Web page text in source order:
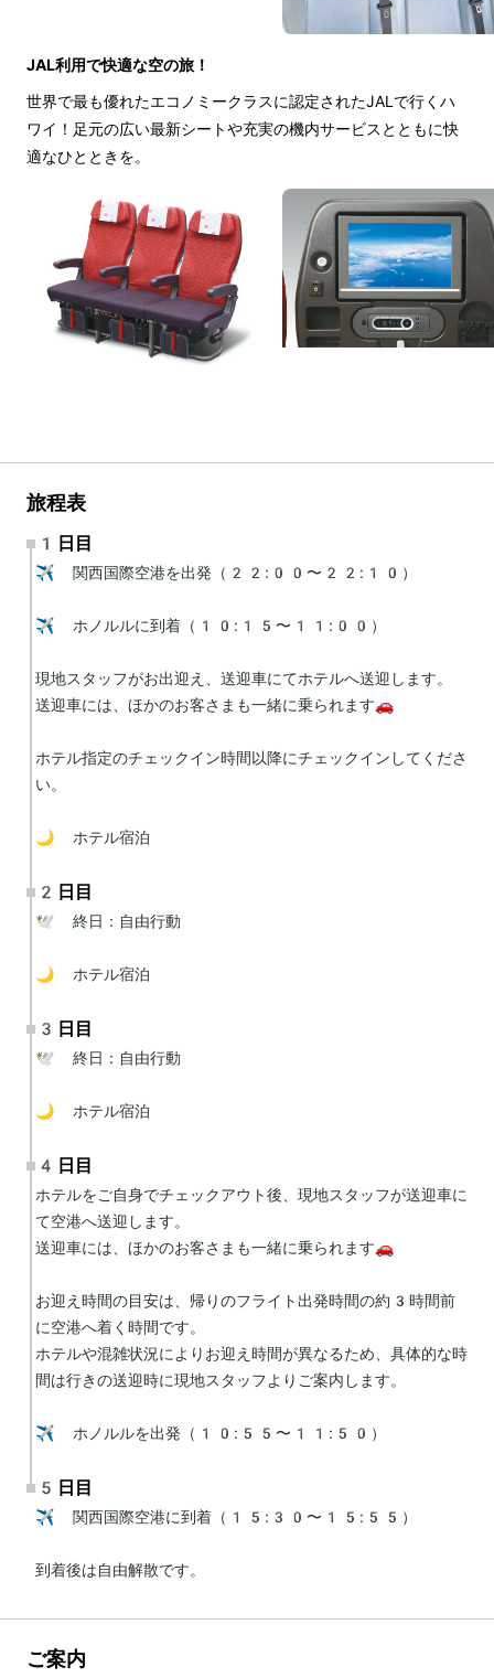
JAL利用で快適な空の旅！
世界で最も優れたエコノミークラスに認定されたJALで行くハ
ワイ！足元の広い最新シートや充実の機内サービスとともに快
適なひとときを。
旅程表
1日目
✈️ 関西国際空港を出発（22:00〜22:10）
✈️ ホノルルに到着（10:15〜11:00）
現地スタッフがお出迎え、送迎車にてホテルへ送迎します。
送迎車には、ほかのお客さまも一緒に乗られます🚗
ホテル指定のチェックイン時間以降にチェックインしてくださ
い。
🌙 ホテル宿泊
2日目
🕊 終日：自由行動
🌙 ホテル宿泊
3日目
🕊 終日：自由行動
🌙 ホテル宿泊
4日目
ホテルをご自身でチェックアウト後、現地スタッフが送迎車に
て空港へ送迎します。
送迎車には、ほかのお客さまも一緒に乗られます🚗
お迎え時間の目安は、帰りのフライト出発時間の約3時間前
に空港へ着く時間です。
ホテルや混雑状況によりお迎え時間が異なるため、具体的な時
間は行きの送迎時に現地スタッフよりご案内します。
✈️ ホノルルを出発（10:55〜11:50）
5日目
✈️ 関西国際空港に到着（15:30〜15:55）
到着後は自由解散です。
ご案内